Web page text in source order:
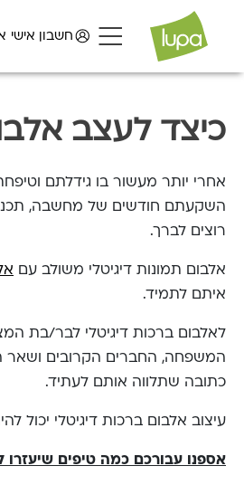
חשבון אישי
כיצד לעצב
אחרי יותר מעשור בו גידלתם
השקעתם חודשים של מחשבה,
רוצים לברך.
אלבום תמונות דיגיטלי משולב עם
איתם לתמיד.
לאלבום ברכות דיגיטלי לבר/בת
המשפחה, החברים הקרובים ושאר
כתובה שתלווה אותם לעתיד.
עיצוב אלבום ברכות דיגיטלי
אספנו עבורכם כמה טיפים